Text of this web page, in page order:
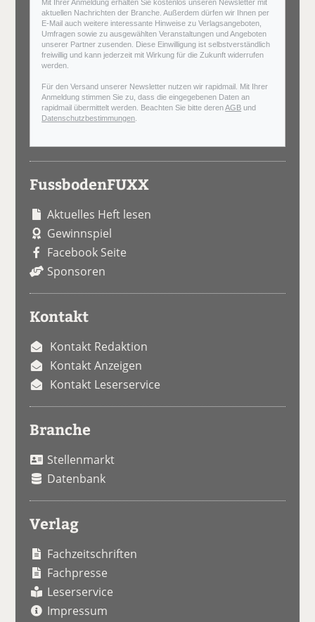
Mit Ihrer Anmeldung erhalten Sie kostenlos unseren Newsletter mit
aktuellen Nachrichten der Branche. Außerdem dürfen wir Ihnen per
E-Mail auch weitere interessante Hinweise zu Verlagsangeboten,
Umfragen sowie zu ausgewählten Veranstaltungen und Angeboten
unserer Partner zusenden. Diese Einwilligung ist selbstverständlich
freiwillig und kann jederzeit mit Wirkung für die Zukunft widerrufen
werden.
Für den Versand unserer Newsletter nutzen wir rapidmail. Mit Ihrer
Anmeldung stimmen Sie zu, dass die eingegebenen Daten an
rapidmail übermittelt werden. Beachten Sie bitte derenAGB und
Datenschutzbestimmungen.
FussbodenFUXX
Aktuelles Heft lesen
Gewinnspiel
Facebook Seite
Sponsoren
Kontakt
Kontakt Redaktion
Kontakt Anzeigen
Kontakt Leserservice
Branche
Stellenmarkt
Datenbank
Verlag
Fachzeitschriften
Fachpresse
Leserservice
Impressum